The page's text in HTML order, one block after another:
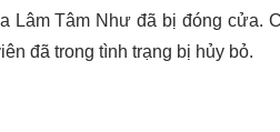
Lâm Tâm Như đã bị đóng cửa.
đã trong tình trạng bị hủy bỏ.